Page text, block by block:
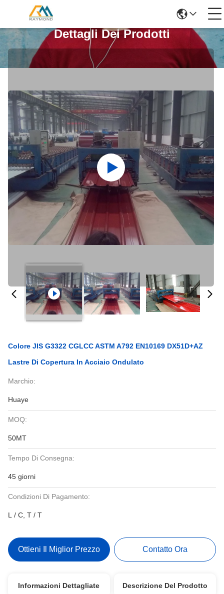
Dettagli Dei Prodotti
Colore JIS G3322 CGLCC ASTM A792 EN10169 DX51D+AZ
Lastre Di Copertura In Acciaio Ondulato
Marchio:
Huaye
MOQ:
50MT
Tempo Di Consegna:
45 giorni
Condizioni Di Pagamento:
L / C, T / T
Ottieni Il Miglior Prezzo Contatto Ora
Informazioni Dettagliate Descrizione Del Prodotto